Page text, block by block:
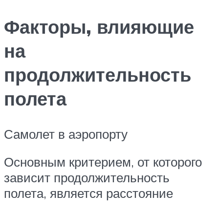
Факторы, влияющие
на
продолжительность
полета
Самолет в аэропорту
Основным критерием, от которого
зависит продолжительность
полета, является расстояние